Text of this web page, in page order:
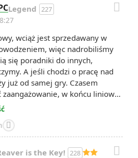
Legend 227 
wciąż jest sprzedawany w
więc nadrobiliśmy
się poradniki do innych,
A jeśli chodzi o pracę nad
już od samej gry. Czasem
w końcu liniowa
strategia, jak np.
to Half-Life jest grą cięższą do
zwłaszcza jeśli wziąć
A dlaczego? Bo przede
długa. :)

is the Key! 228 